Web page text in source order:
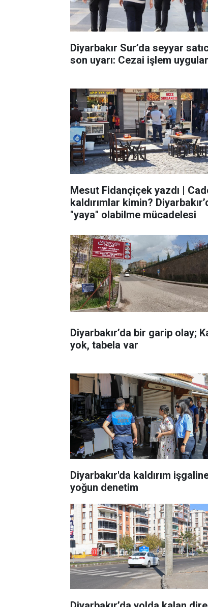
Diyarbakır Sur’da seyyar
son uyarı: Cezai işlem
Mesut Fidançiçek yazdı |
kaldırımlar kimin?
"yaya" olabilme mücadelesi
Diyarbakır’da bir garip olay;
yok, tabela var
Diyarbakır'da kaldırım
yoğun denetim